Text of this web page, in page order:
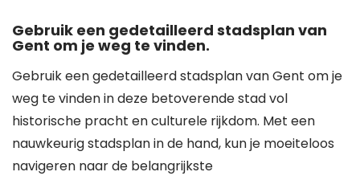
Gebruik een gedetailleerd stadsplan van
Gent om je weg te vinden.
Gebruik een gedetailleerd stadsplan van Gent om je
weg te vinden in deze betoverende stad vol
historische pracht en culturele rijkdom. Met een
nauwkeurig stadsplan in de hand, kun je moeiteloos
navigeren naar de belangrijkste